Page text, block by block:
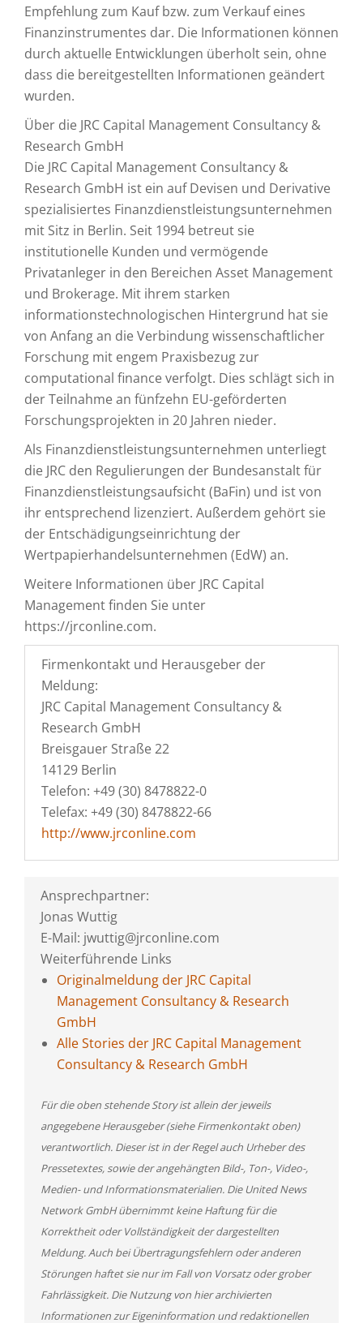
Empfehlung zum Kauf bzw. zum Verkauf eines
Finanzinstrumentes dar. Die Informationen können
durch aktuelle Entwicklungen überholt sein, ohne
dass die bereitgestellten Informationen geändert
wurden.
Über die JRC Capital Management Consultancy &
Research GmbH
Die JRC Capital Management Consultancy &
Research GmbH ist ein auf Devisen und Derivative
spezialisiertes Finanzdienstleistungsunternehmen
mit Sitz in Berlin. Seit 1994 betreut sie
institutionelle Kunden und vermögende
Privatanleger in den Bereichen Asset Management
und Brokerage. Mit ihrem starken
informationstechnologischen Hintergrund hat sie
von Anfang an die Verbindung wissenschaftlicher
Forschung mit engem Praxisbezug zur
computational finance verfolgt. Dies schlägt sich in
der Teilnahme an fünfzehn EU-geförderten
Forschungsprojekten in 20 Jahren nieder.
Als Finanzdienstleistungsunternehmen unterliegt
die JRC den Regulierungen der Bundesanstalt für
Finanzdienstleistungsaufsicht (BaFin) und ist von
ihr entsprechend lizenziert. Außerdem gehört sie
der Entschädigungseinrichtung der
Wertpapierhandelsunternehmen (EdW) an.
Weitere Informationen über JRC Capital
Management finden Sie unter
https://jrconline.com.
Firmenkontakt und Herausgeber der
Meldung:
JRC Capital Management Consultancy &
Research GmbH
Breisgauer Straße 22
14129 Berlin
Telefon: +49 (30) 8478822-0
Telefax: +49 (30) 8478822-66
http://www.jrconline.com
Ansprechpartner:
Jonas Wuttig
E-Mail: jwuttig@jrconline.com
Weiterführende Links
Originalmeldung der JRC Capital
Management Consultancy & Research
GmbH
Alle Stories der JRC Capital Management
Consultancy & Research GmbH
Für die oben stehende Story ist allein der jeweils
angegebene Herausgeber (siehe Firmenkontakt oben)
verantwortlich. Dieser ist in der Regel auch Urheber des
Pressetextes, sowie der angehängten Bild-, Ton-, Video-,
Medien- und Informationsmaterialien. Die United News
Network GmbH übernimmt keine Haftung für die
Korrektheit oder Vollständigkeit der dargestellten
Meldung. Auch bei Übertragungsfehlern oder anderen
Störungen haftet sie nur im Fall von Vorsatz oder grober
Fahrlässigkeit. Die Nutzung von hier archivierten
Informationen zur Eigeninformation und redaktionellen